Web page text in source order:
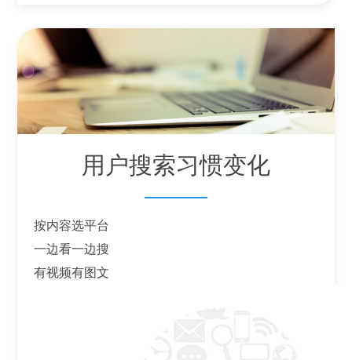
用户搜索习惯变化
按内容选平台
一边看一边搜
有视频有图文